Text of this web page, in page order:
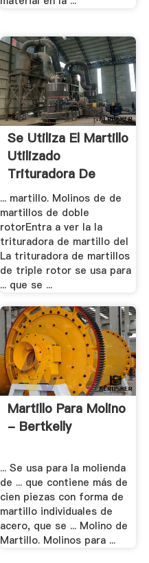
Se Utiliza El Martillo
Utilizado
Trituradora De
China
... martillo. Molinos de de
martillos de doble
rotorEntra a ver la la
trituradora de martillo del
La trituradora de martillos
de triple rotor se usa para
... que se ...
Martillo Para Molino
- Bertkelly
... Se usa para la molienda
de ... que contiene más de
cien piezas con forma de
martillo individuales de
acero, que se ... Molino de
Martillo. Molinos para ...